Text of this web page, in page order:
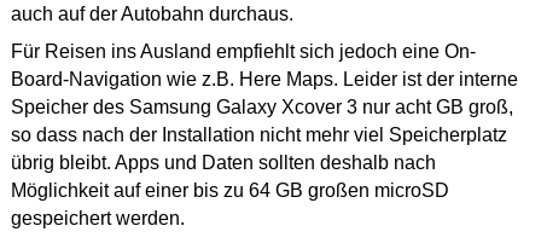
auch auf der Autobahn durchaus.
Für Reisen ins Ausland empfiehlt sich jedoch eine On-
Board-Navigation wie z.B. Here Maps. Leider ist der interne
Speicher des Samsung Galaxy Xcover 3 nur acht GB groß,
so dass nach der Installation nicht mehr viel Speicherplatz
übrig bleibt. Apps und Daten sollten deshalb nach
Möglichkeit auf einer bis zu 64 GB großen microSD
gespeichert werden.